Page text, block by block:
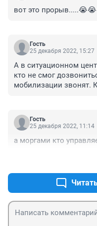
вот это
Гость
25 декабря 2022, 15:27
А в ситуационном
кто не смог
мобилизации звонят.
Гость
25 декабря 2022, 11:14
а моргами кто